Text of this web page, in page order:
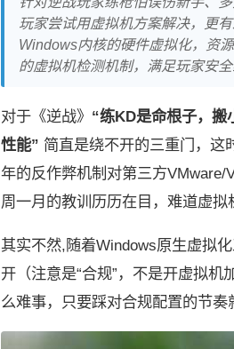
玩家尝试用虚拟机方案解决，更
Windows内核的硬件虚拟化，资
的虚拟机检测机制，满足玩家安
对于《逆战》 “练KD是命根子，搬
性能” 简直是绕不开的三重门，
年的反作弊机制对第三方
周一月的教训历历在目，难道虚拟
其实不然,随着Windows原生虚拟
开（注意是“合规”，不是开虚拟
么难事，只要踩对合规配置的节奏